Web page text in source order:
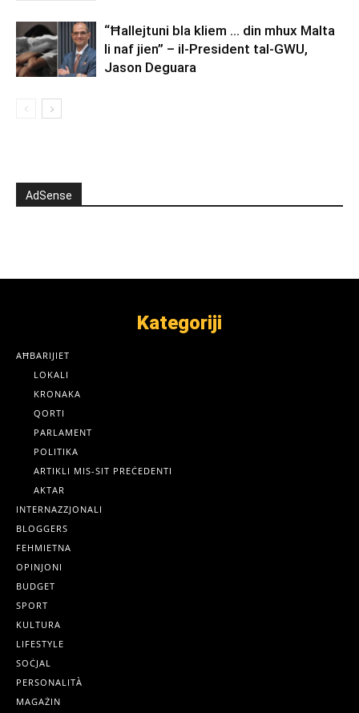
“Ħallejtuni bla kliem … din mhux Malta
li naf jien” – il-President tal-GWU,
Jason Deguara
AdSense
Kategoriji
AĦBARIJIET
LOKALI
KRONAKA
QORTI
PARLAMENT
POLITIKA
ARTIKLI MIS-SIT PREĊEDENTI
AKTAR
INTERNAZZJONALI
BLOGGERS
FEHMIETNA
OPINJONI
BUDGET
SPORT
KULTURA
LIFESTYLE
SOĊJAL
PERSONALITÀ
MAGAŻIN